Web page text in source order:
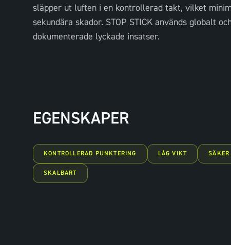
släpper ut luften i en kontrollerad takt, vilket
sekundära skador. STOP STICK används globalt
dokumenterade lyckade insatser.
EGENSKAPER
KONTROLLERAD PUNKTERING LÅG VIKT
SKALBART